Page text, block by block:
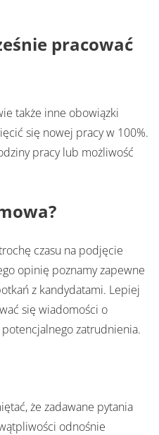
pracować
także inne obowiązki
się nowej pracy w 100%.
pracy lub możliwość
czasu na podjęcie
opinię poznamy zapewne
z kandydatami. Lepiej
się wiadomości o
zatrudnienia.
że zadawane pytania
odnośnie